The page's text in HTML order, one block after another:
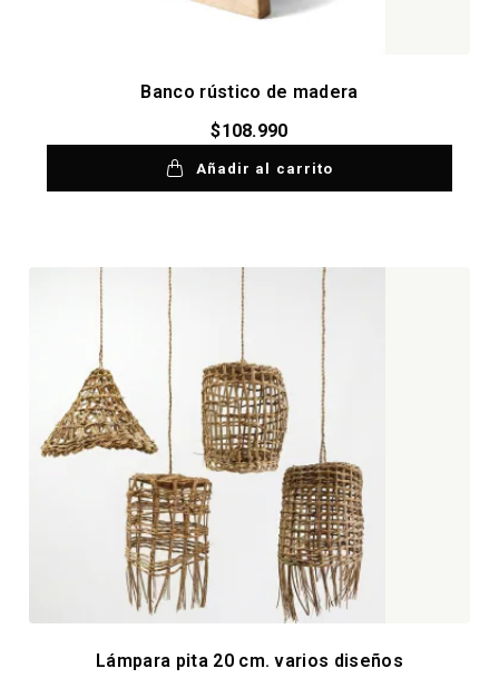
Banco rústico de madera
$108.990
Añadir al carrito
Lámpara pita 20 cm. varios diseños